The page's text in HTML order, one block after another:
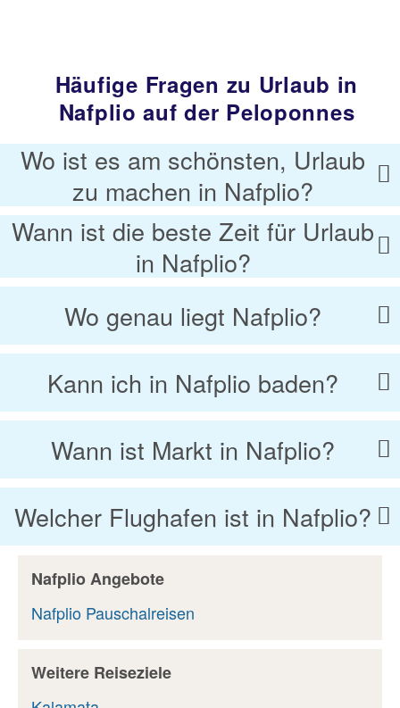
Häufige Fragen zu Urlaub in
Nafplio auf der Peloponnes
Wo ist es am schönsten, Urlaub
zu machen in Nafplio?
Wann ist die beste Zeit für Urlaub
in Nafplio?
Wo genau liegt Nafplio?
Kann ich in Nafplio baden?
Wann ist Markt in Nafplio?
Welcher Flughafen ist in Nafplio?
Nafplio Angebote
Nafplio Pauschalreisen
Weitere Reiseziele